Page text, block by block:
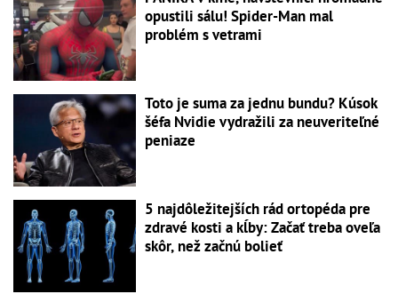
opustili sálu! Spider-Man mal
problém s vetrami
Toto je suma za jednu bundu? Kúsok
šéfa Nvidie vydražili za neuveriteľné
peniaze
5 najdôležitejších rád ortopéda pre
zdravé kosti a kĺby: Začať treba oveľa
skôr, než začnú bolieť